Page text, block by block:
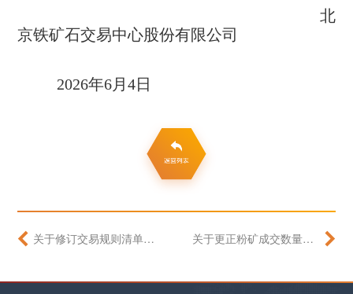
北
京铁矿石交易中心股份有限公司
2026年6月4日
关于修订交易规则清单的公告 关于更正粉矿成交数量的公告